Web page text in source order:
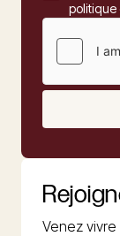
politique
Venez